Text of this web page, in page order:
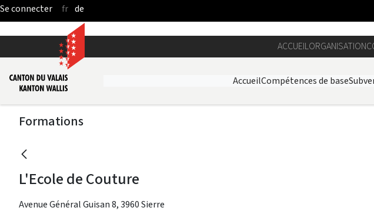
Saut au contenu principal
fr de
ACCUEILORGANISATION
AccueilCompétences de base
Formations
L'Ecole de Couture
Avenue Général Guisan 8, 3960 Sierre